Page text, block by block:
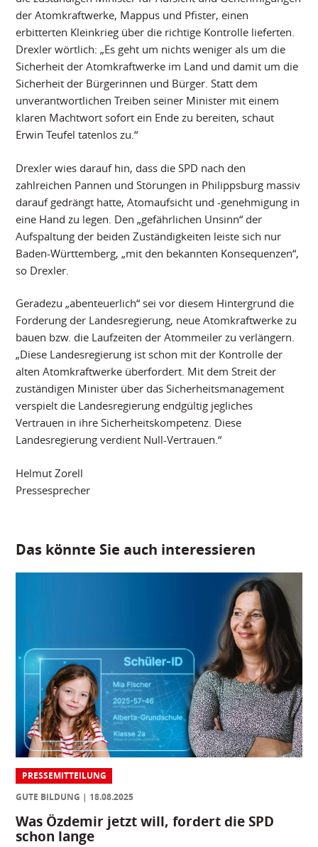
der Atomkraftwerke, Mappus und Pfister, einen
erbitterten Kleinkrieg über die richtige Kontrolle lieferten.
Drexler wörtlich: „Es geht um nichts weniger als um die
Sicherheit der Atomkraftwerke im Land und damit um die
Sicherheit der Bürgerinnen und Bürger. Statt dem
unverantwortlichen Treiben seiner Minister mit einem
klaren Machtwort sofort ein Ende zu bereiten, schaut
Erwin Teufel tatenlos zu.“
Drexler wies darauf hin, dass die SPD nach den
zahlreichen Pannen und Störungen in Philippsburg massiv
darauf gedrängt hatte, Atomaufsicht und -genehmigung in
eine Hand zu legen. Den „gefährlichen Unsinn“ der
Aufspaltung der beiden Zuständigkeiten leiste sich nur
Baden-Württemberg, „mit den bekannten Konsequenzen“,
so Drexler.
Geradezu „abenteuerlich“ sei vor diesem Hintergrund die
Forderung der Landesregierung, neue Atomkraftwerke zu
bauen bzw. die Laufzeiten der Atommeiler zu verlängern.
„Diese Landesregierung ist schon mit der Kontrolle der
alten Atomkraftwerke überfordert. Mit dem Streit der
zuständigen Minister über das Sicherheitsmanagement
verspielt die Landesregierung endgültig jegliches
Vertrauen in ihre Sicherheitskompetenz. Diese
Landesregierung verdient Null-Vertrauen.“
Helmut Zorell
Pressesprecher
Das könnte Sie auch interessieren
PRESSEMITTEILUNG
GUTE BILDUNG
18.08.2025
Was Özdemir jetzt will, fordert die SPD
schon lange